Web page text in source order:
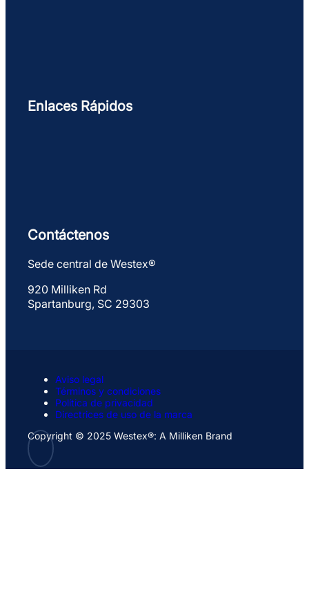
Enlaces Rápidos
Contáctenos
Sede central de Westex®
920 Milliken Rd
Spartanburg, SC 29303
Aviso legal
Términos y condiciones
Política de privacidad
Directrices de uso de la marca
Copyright © 2025 Westex®: A Milliken Brand